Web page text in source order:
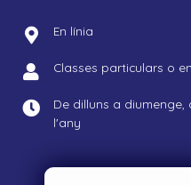
En línia
Classes particulars o
De dilluns a diumenge,
l'any